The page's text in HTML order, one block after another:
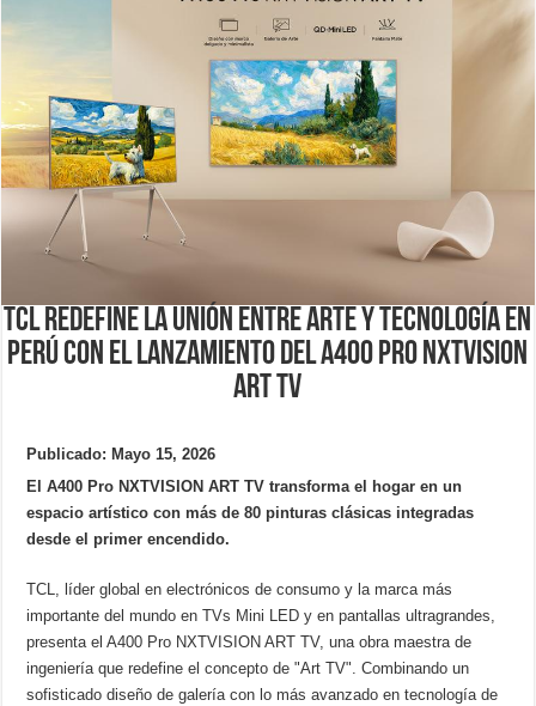
TCL redefine la unión entre arte y tecnología en
Perú con el lanzamiento del A400 Pro NXTVISION
ART TV
Publicado: Mayo 15, 2026
El A400 Pro NXTVISION ART TV transforma el hogar en un
espacio artístico con más de 80 pinturas clásicas integradas
desde el primer encendido.
TCL, líder global en electrónicos de consumo y la marca más
importante del mundo en TVs Mini LED y en pantallas ultragrandes,
presenta el A400 Pro NXTVISION ART TV, una obra maestra de
ingeniería que redefine el concepto de "Art TV". Combinando un
sofisticado diseño de galería con lo más avanzado en tecnología de